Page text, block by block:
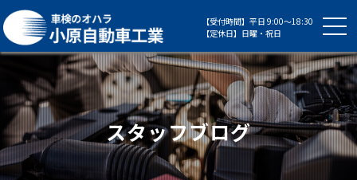
【受付時間】平日 9:00～18:30
【定休日】日曜・祝日
スタッフブログ